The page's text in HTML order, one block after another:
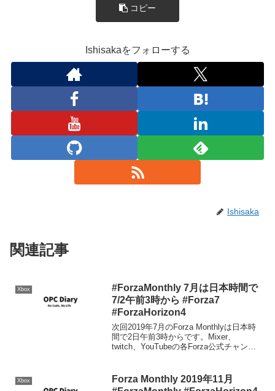
コピー
Ishisakaをフォローする
Ishisaka
関連記事
Xbox
#ForzaMonthly 7月は日本時間で
7/2午前3時から #Forza7
#ForzaHorizon4
次回2019年7月のForza Monthlyは日本時
間で2日午前3時からです。Mixer、
twitch、YouTubeの各Forza公式チャンネ
ーのレースチューンみたい...
Xbox
Forza Monthly 2019年11月